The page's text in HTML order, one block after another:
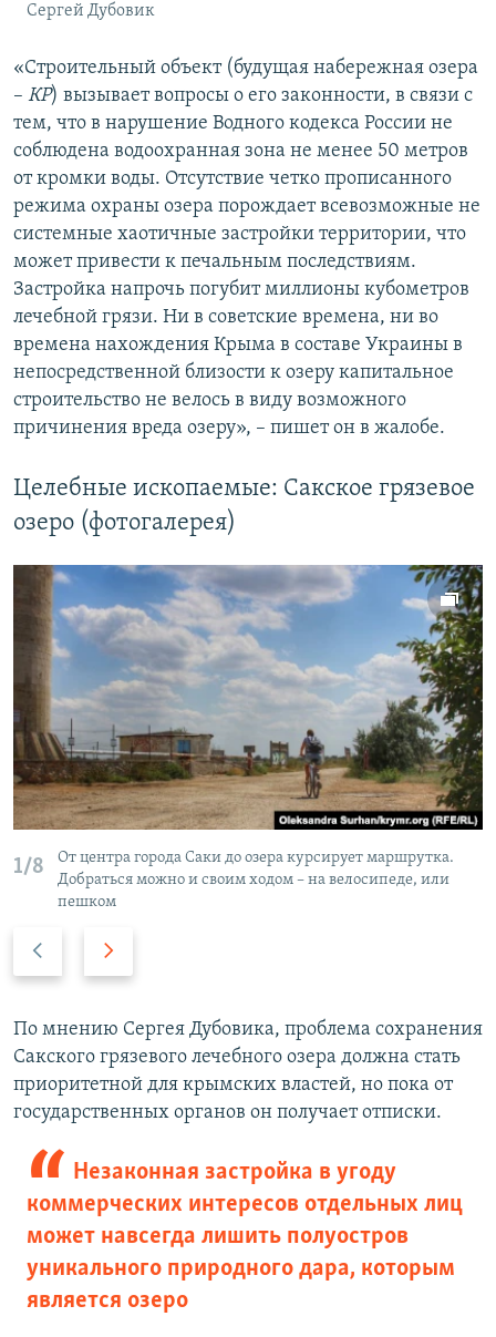
Сергей Дубовик
«Строительный объект (будущая набережная озера
– КР) вызывает вопросы о его законности, в связи с
тем, что в нарушение Водного кодекса России не
соблюдена водоохранная зона не менее 50 метров
от кромки воды. Отсутствие четко прописанного
режима охраны озера порождает всевозможные не
системные хаотичные застройки территории, что
может привести к печальным последствиям.
Застройка напрочь погубит миллионы кубометров
лечебной грязи. Ни в советские времена, ни во
времена нахождения Крыма в составе Украины в
непосредственной близости к озеру капитальное
строительство не велось в виду возможного
причинения вреда озеру», – пишет он в жалобе.
Целебные ископаемые: Сакское грязевое
озеро (фотогалерея)
1/8
От центра города Саки до озера курсирует маршрутка.
Добраться можно и своим ходом – на велосипеде, или
пешком
д
ы
д
у
д
у
ю
щ
й
л
а
й
д
По мнению Сергея Дубовика, проблема сохранения
Сакского грязевого лечебного озера должна стать
приоритетной для крымских властей, но пока от
государственных органов он получает отписки.
Незаконная застройка в угоду
коммерческих интересов отдельных лиц
может навсегда лишить полуостров
уникального природного дара, которым
является озеро